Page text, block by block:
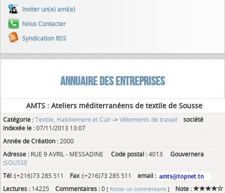
Inviter un(e) ami(e)
Nous Contacter
Syndication RSS
ANNUAIRE DES ENTREPRISES
AMTS : Ateliers méditerranéens de textile de Sousse
Catégorie :Textile, Habillement et Cuir->Vêtements de travail
société
indexée le :07/11/2013 13:07
Année de Création : 2000
Adresse : RUE 9 AVRIL - MESSADINE Code postal :4013
Gouvernera
:SOUSSE
Tél :(+216)73 285 511 Fax :(+216)73 285 511
email :
Lectures : 14225 Commentaires :0 [ Poster un commentaire ] Note :